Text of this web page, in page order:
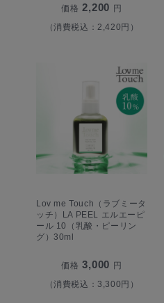
価格 2,200 円
（消費税込：2,420円）
Lov me Touch（ラブミータ
ッチ）LA PEEL エルエーピ
ール 10（乳酸・ピーリン
グ）30ml
価格 3,000 円
（消費税込：3,300円）